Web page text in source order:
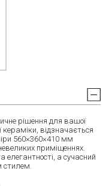
рішення для вашої
кераміки, відзначається
560×360×410 мм
приміщеннях.
елегантності, а сучасний
стилем.